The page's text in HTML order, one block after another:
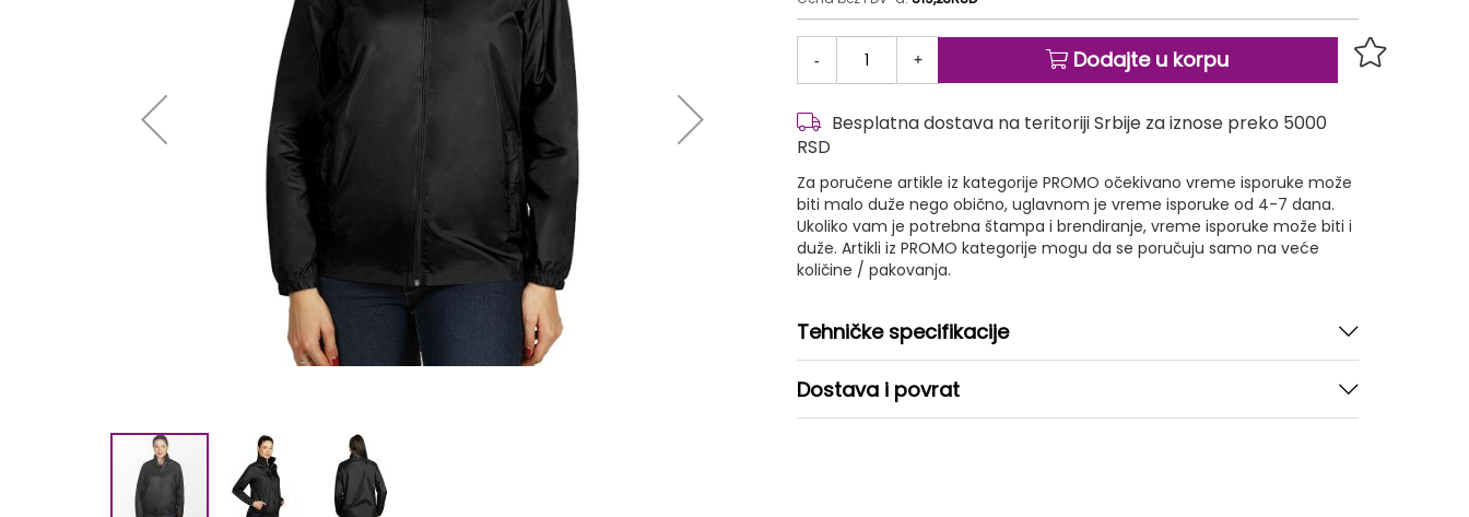
- + Dodajte u korpu
Besplatna dostava na teritoriji Srbije za iznose preko 5000
RSD
Za poručene artikle iz kategorije PROMO očekivano vreme isporuke može
biti malo duže nego obično, uglavnom je vreme isporuke od 4-7 dana.
Ukoliko vam je potrebna štampa i brendiranje, vreme isporuke može biti i
duže. Artikli iz PROMO kategorije mogu da se poručuju samo na veće
količine / pakovanja.
Tehničke specifikacije
Dostava i povrat